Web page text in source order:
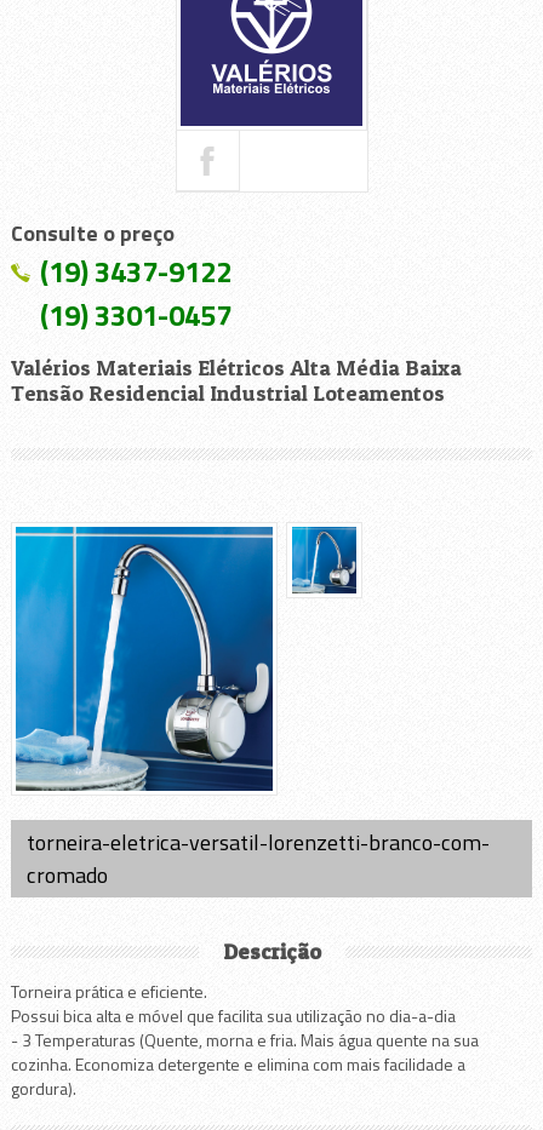
Consulte o preço
(19) 3437-9122
(19) 3301-0457
Valérios Materiais Elétricos Alta Média Baixa
Tensão Residencial Industrial Loteamentos
torneira-eletrica-versatil-lorenzetti-branco-com-
cromado
Descrição
Torneira prática e eficiente.
Possui bica alta e móvel que facilita sua utilização no dia-a-dia
- 3 Temperaturas (Quente, morna e fria. Mais água quente na sua
cozinha. Economiza detergente e elimina com mais facilidade a
gordura).